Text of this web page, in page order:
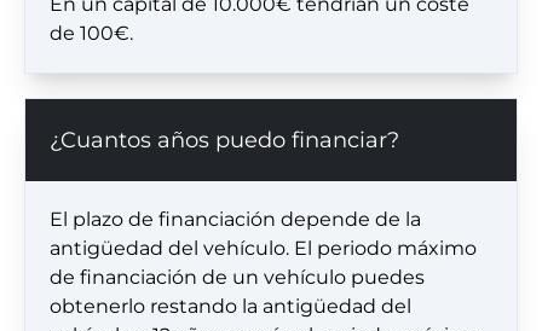
de 100€.
¿Cuantos años puedo financiar?
El plazo de financiación depende de la
antigüedad del vehículo. El periodo máximo
de financiación de un vehículo puedes
obtenerlo restando la antigüedad del